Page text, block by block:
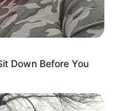
Down Before You